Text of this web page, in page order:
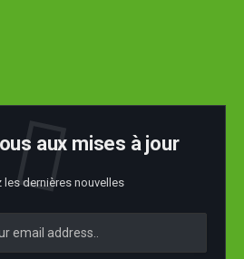
aux mises à jour
les dernières nouvelles